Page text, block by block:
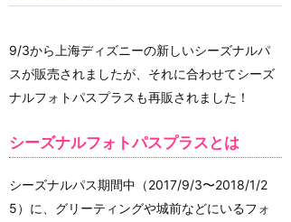
9/3から上海ディズニーの新しいシーズナルパ
スが販売されましたが、それに合わせてシーズ
ナルフォトパスプラスも再販されました！
シーズナルフォトパスプラスとは
シーズナルパス期間中（2017/9/3〜2018/1/2
5）に、グリーティングや城前などにいるフォ